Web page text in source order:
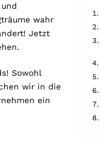
wahr
Jetzt
Sowohl
wir in die
ein